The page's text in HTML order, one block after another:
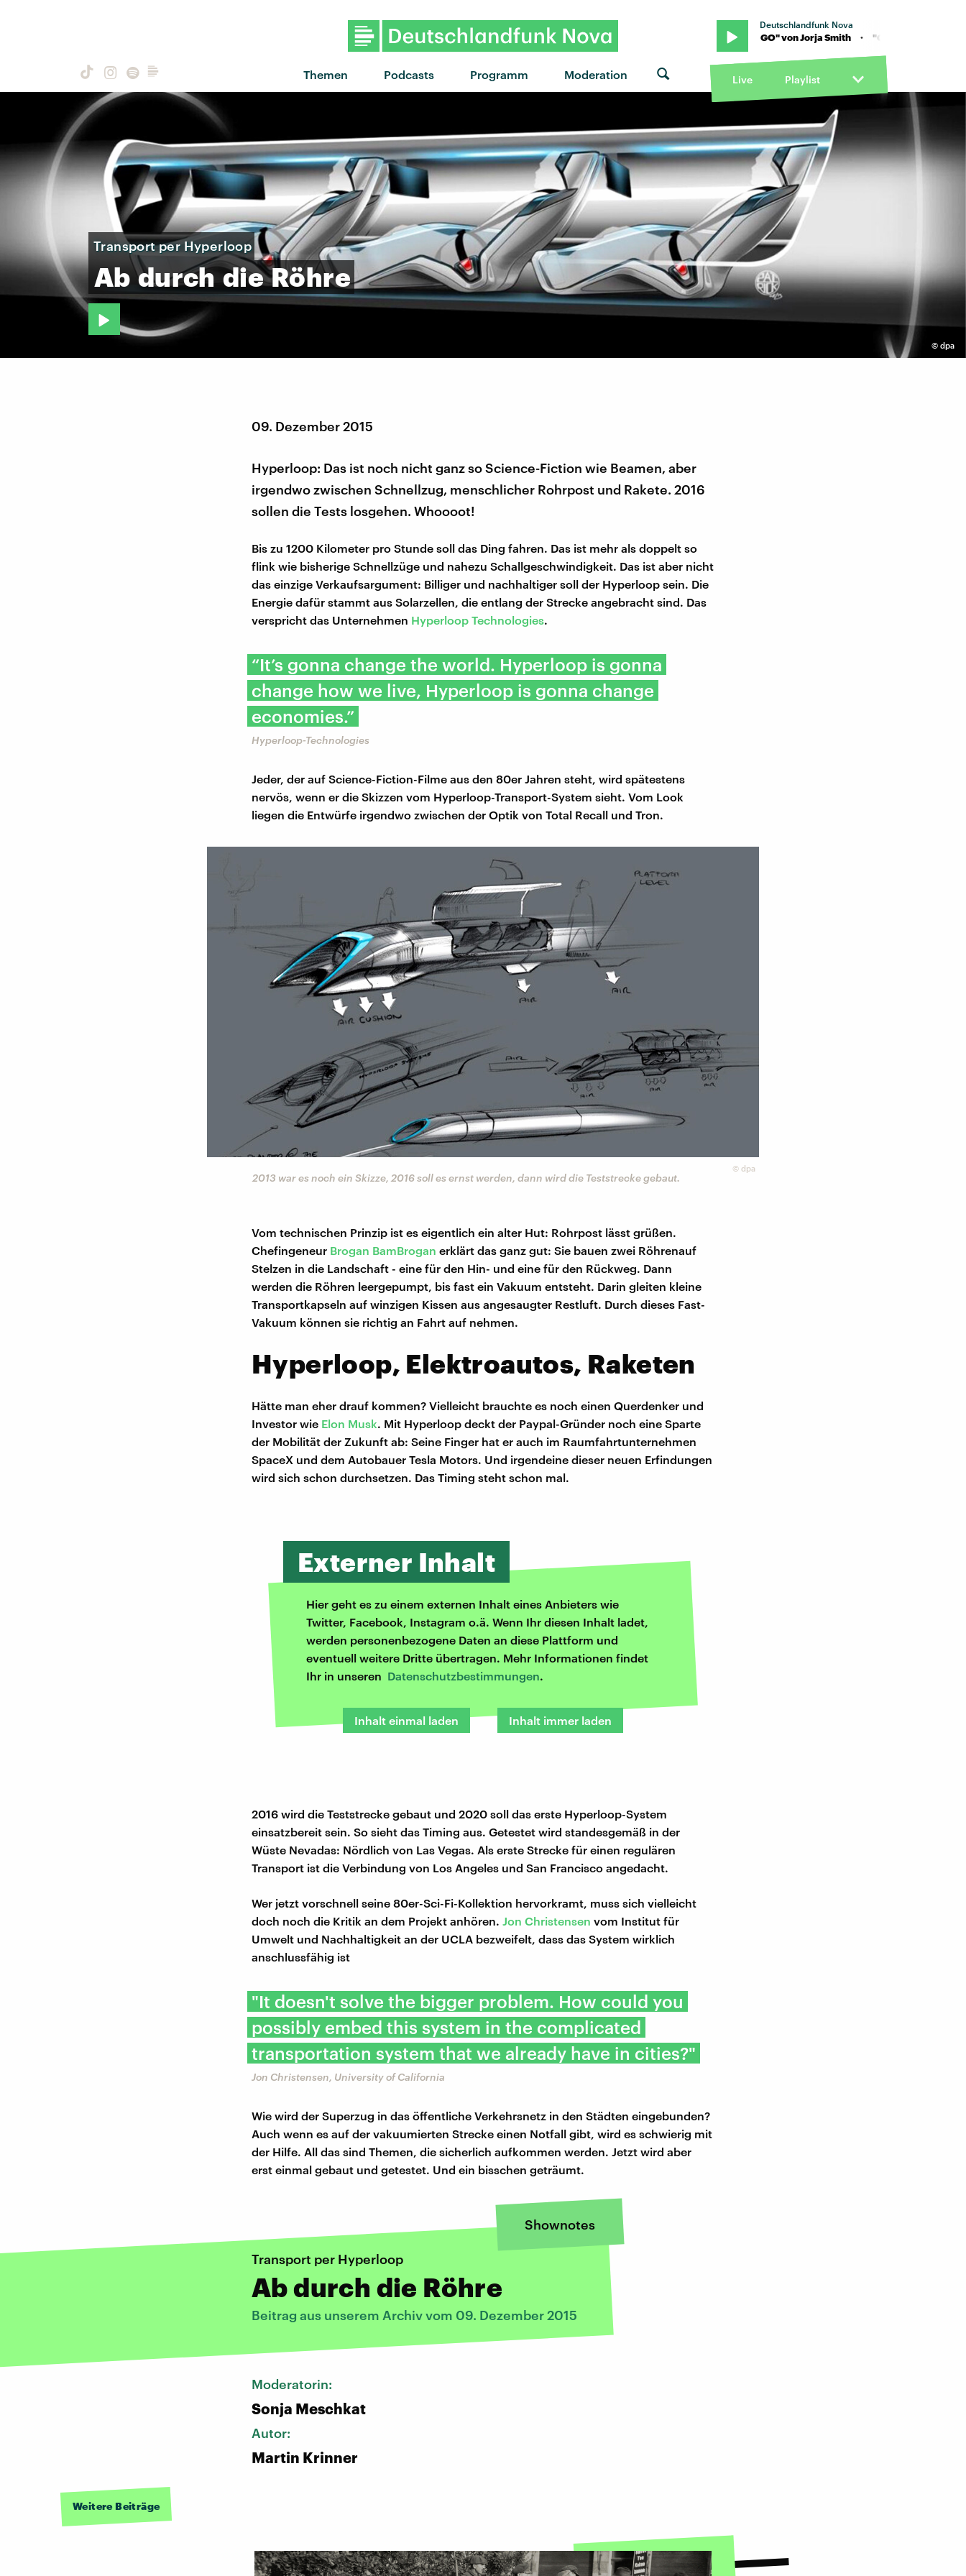
Themen Podcasts Programm Moderation
Deutschlandfunk Nova
"GO GO GO" von Jorja Smith · "GO GO GO" von Jorja Smith · "GO GO GO" von Jorja Smith
Live Playlist
© dpa
Transport per Hyperloop
Ab durch die Röhre
09. Dezember 2015
Hyperloop: Das ist noch nicht ganz so Science-Fiction wie Beamen, aber
irgendwo zwischen Schnellzug, menschlicher Rohrpost und Rakete. 2016
sollen die Tests losgehen. Whoooot!
Bis zu 1200 Kilometer pro Stunde soll das Ding fahren. Das ist mehr als doppelt so
flink wie bisherige Schnellzüge und nahezu Schallgeschwindigkeit. Das ist aber nicht
das einzige Verkaufsargument: Billiger und nachhaltiger soll der Hyperloop sein. Die
Energie dafür stammt aus Solarzellen, die entlang der Strecke angebracht sind. Das
verspricht das Unternehmen Hyperloop Technologies.
“It’s gonna change the world. Hyperloop is gonna
change how we live, Hyperloop is gonna change
economies.”
Hyperloop-Technologies
Jeder, der auf Science-Fiction-Filme aus den 80er Jahren steht, wird spätestens
nervös, wenn er die Skizzen vom Hyperloop-Transport-System sieht. Vom Look
liegen die Entwürfe irgendwo zwischen der Optik von Total Recall und Tron.
© dpa
2013 war es noch ein Skizze, 2016 soll es ernst werden, dann wird die Teststrecke gebaut.
Vom technischen Prinzip ist es eigentlich ein alter Hut: Rohrpost lässt grüßen.
Chefingeneur Brogan BamBrogan erklärt das ganz gut: Sie bauen zwei Röhrenauf
Stelzen in die Landschaft - eine für den Hin- und eine für den Rückweg. Dann
werden die Röhren leergepumpt, bis fast ein Vakuum entsteht. Darin gleiten kleine
Transportkapseln auf winzigen Kissen aus angesaugter Restluft. Durch dieses Fast-
Vakuum können sie richtig an Fahrt auf nehmen.
Hyperloop, Elektroautos, Raketen
Hätte man eher drauf kommen? Vielleicht brauchte es noch einen Querdenker und
Investor wie Elon Musk. Mit Hyperloop deckt der Paypal-Gründer noch eine Sparte
der Mobilität der Zukunft ab: Seine Finger hat er auch im Raumfahrtunternehmen
SpaceX und dem Autobauer Tesla Motors. Und irgendeine dieser neuen Erfindungen
wird sich schon durchsetzen. Das Timing steht schon mal.
Externer Inhalt
Hier geht es zu einem externen Inhalt eines Anbieters wie
Twitter, Facebook, Instagram o.ä. Wenn Ihr diesen Inhalt ladet,
werden personenbezogene Daten an diese Plattform und
eventuell weitere Dritte übertragen. Mehr Informationen findet
Ihr in unseren Datenschutzbestimmungen.
Inhalt einmal laden Inhalt immer laden
2016 wird die Teststrecke gebaut und 2020 soll das erste Hyperloop-System
einsatzbereit sein. So sieht das Timing aus. Getestet wird standesgemäß in der
Wüste Nevadas: Nördlich von Las Vegas. Als erste Strecke für einen regulären
Transport ist die Verbindung von Los Angeles und San Francisco angedacht.
Wer jetzt vorschnell seine 80er-Sci-Fi-Kollektion hervorkramt, muss sich vielleicht
doch noch die Kritik an dem Projekt anhören. Jon Christensen vom Institut für
Umwelt und Nachhaltigkeit an der UCLA bezweifelt, dass das System wirklich
anschlussfähig ist
"It doesn't solve the bigger problem. How could you
possibly embed this system in the complicated
transportation system that we already have in cities?"
Jon Christensen, University of California
Wie wird der Superzug in das öffentliche Verkehrsnetz in den Städten eingebunden?
Auch wenn es auf der vakuumierten Strecke einen Notfall gibt, wird es schwierig mit
der Hilfe. All das sind Themen, die sicherlich aufkommen werden. Jetzt wird aber
erst einmal gebaut und getestet. Und ein bisschen geträumt.
Shownotes
Transport per Hyperloop
Ab durch die Röhre
Beitrag aus unserem Archiv vom 09. Dezember 2015
Moderatorin:
Sonja Meschkat
Autor:
Martin Krinner
Weitere Beiträge